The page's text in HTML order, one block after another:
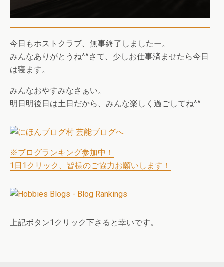
今日もホストクラブ、無事終了しましたー。
みんなありがとうね^^さて、少しお仕事済ませたら今日
は寝ます。
みんなおやすみなさぁい。
明日明後日は土日だから、みんな楽しく過ごしてね^^
※ブログランキング参加中！
1日1クリック、皆様のご協力お願いします！
上記ボタン1クリック下さると幸いです。